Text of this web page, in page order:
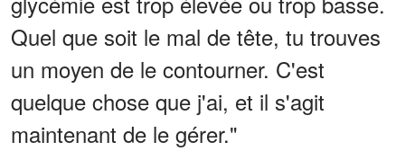
Quel que soit le mal de tête, tu trouves
un moyen de le contourner. C'est
quelque chose que j'ai, et il s'agit
maintenant de le gérer."